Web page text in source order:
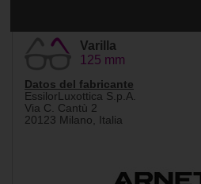
Varilla
125 mm
Datos del fabricante
EssilorLuxottica S.p.A.
Via C. Cantù 2
20123 Milano, Italia